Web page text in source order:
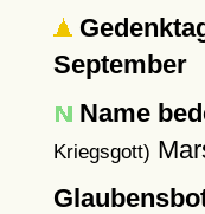
September
Name
Kriegsgott)